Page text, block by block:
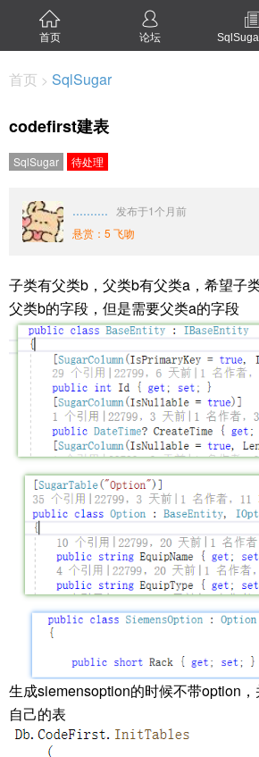
首页 论坛
首页 > SqlSugar
codefirst建表
SqlSugar 待处理
..........
发布于1个月前
悬赏：5 飞吻
子类有父类b，父类b有父类a，希望子
父类b的字段，但是需要父类a的字段
生成siemensoption的时候不带option
自己的表